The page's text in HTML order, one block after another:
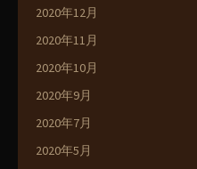
2020年12月
2020年11月
2020年10月
2020年9月
2020年7月
2020年5月